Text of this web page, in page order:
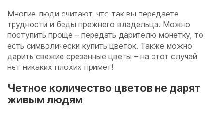
Многие люди считают, что так вы передаете
трудности и беды прежнего владельца. Можно
поступить проще – передать дарителю монетку, то
есть символически купить цветок. Также можно
дарить свежие срезанные цветы – на этот случай
нет никаких плохих примет!
Четное количество цветов не дарят
живым людям